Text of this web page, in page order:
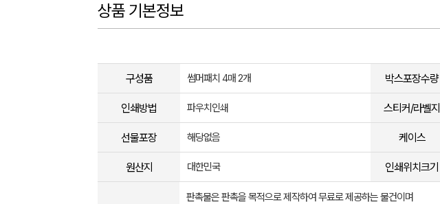
상품 기본정보
구성품 썸머패치 4매 2개 박스포장수량
인쇄방법 파우치인쇄 스티커/라벨지
선물포장 해당없음 케이스
원산지 대한민국 인쇄위치크기
판촉물은 판촉을 목적으로 제작하여 무료로 제공하는 물건이며